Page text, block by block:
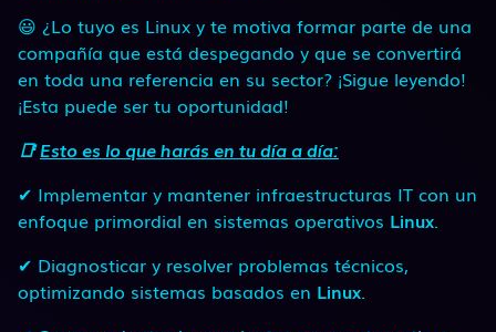
😃 ¿Lo tuyo es Linux y te motiva formar parte de una
compañía que está despegando y que se convertirá
en toda una referencia en su sector? ¡Sigue leyendo!
¡Esta puede ser tu oportunidad!
📑Esto es lo que harás en tu día a día:
✔ Implementar y mantener infraestructuras IT con un
enfoque primordial en sistemas operativos Linux.
✔ Diagnosticar y resolver problemas técnicos,
optimizando sistemas basados en Linux.